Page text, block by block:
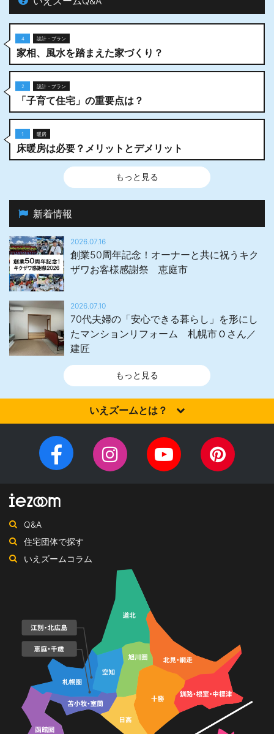
4 設計・プラン
家相、風水を踏まえた家づくり？
2 設計・プラン
「子育て住宅」の重要点は？
1 暖房
床暖房は必要？メリットとデメリット
もっと見る
新着情報
2026.07.16
創業50周年記念！オーナーと共に祝うキク
ザワお客様感謝祭 恵庭市
2026.07.10
70代夫婦の「安心できる暮らし」を形にし
たマンションリフォーム 札幌市Ｏさん／
建匠
もっと見る
いえズームとは？
住宅会社を選びませんか？iezoom（いえズーム）は（株）北海道
住宅新聞社が、日頃の住宅業界への取材を元に、優れたハウスメ
ーカー・工務店を紹介するサイトです。
Facebook
ー
ジ
InstagramYouTube
チ
Q&A
住宅団体で探す
いえズームコラム